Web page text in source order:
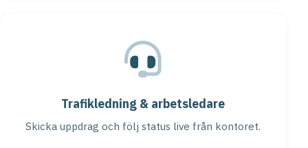
Trafikledning & arbetsledare
Skicka uppdrag och följ status live från kontoret.